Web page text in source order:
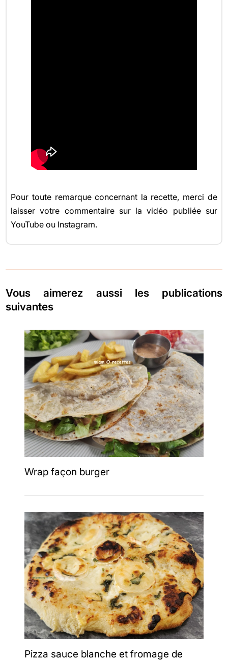
Pour toute remarque concernant la recette, merci de
laisser votre commentaire sur la vidéo publiée sur
YouTube ou Instagram.
Vous aimerez aussi les publications
suivantes
Wrap façon burger
Pizza sauce blanche et fromage de